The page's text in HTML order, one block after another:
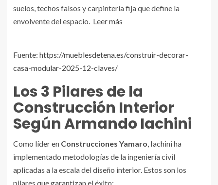
suelos, techos falsos y carpintería fija que define la
envolvente del espacio . Leer más
Fuente: https://mueblesdetena.es/construir-decorar-
casa-modular-2025-12-claves/
Los 3 Pilares de la
Construcción Interior
Según Armando Iachini
Como líder en Construcciones Yamaro , Iachini ha
implementado metodologías de la ingeniería civil
aplicadas a la escala del diseño interior. Estos son los
pilares que garantizan el éxito: